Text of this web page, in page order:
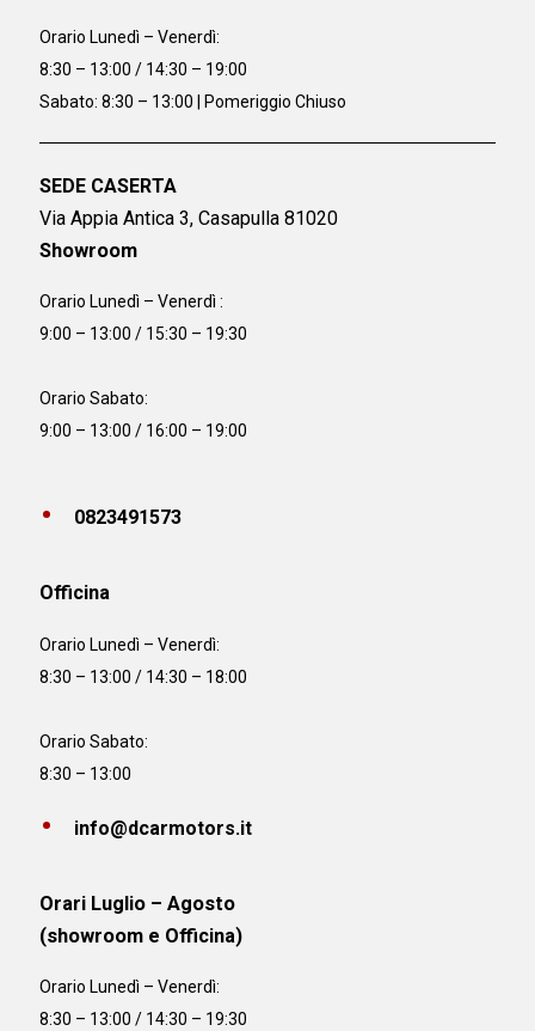
Orario Lunedì – Venerdì:
8:30 – 13:00 / 14:30 – 19:00
Sabato: 8:30 – 13:00 | Pomeriggio Chiuso
SEDE CASERTA
Via Appia Antica 3, Casapulla 81020
Showroom
Orario Lunedì – Venerdì :
9:00 – 13:00 / 15:30 – 19:30
Orario Sabato:
9:00 – 13:00 / 16:00 – 19:00
0823491573
Officina
Orario Lunedì – Venerdì:
8:30 – 13:00 / 14:30 – 18:00
Orario Sabato:
8:30 – 13:00
info@dcarmotors.it
Orari Luglio – Agosto
(showroom e Officina)
Orario Lunedì – Venerdì:
8:30 – 13:00 / 14:30 – 19:30